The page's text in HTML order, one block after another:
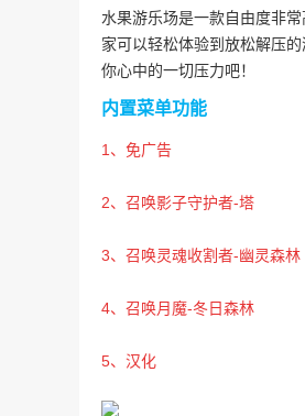
水果游乐场是一款自由度非
家可以轻松体验到放松解压
你心中的一切压力吧！
内置菜单功能
1、免广告
2、召唤影子守护者-塔
3、召唤灵魂收割者-幽灵森林
4、召唤月魔-冬日森林
5、汉化